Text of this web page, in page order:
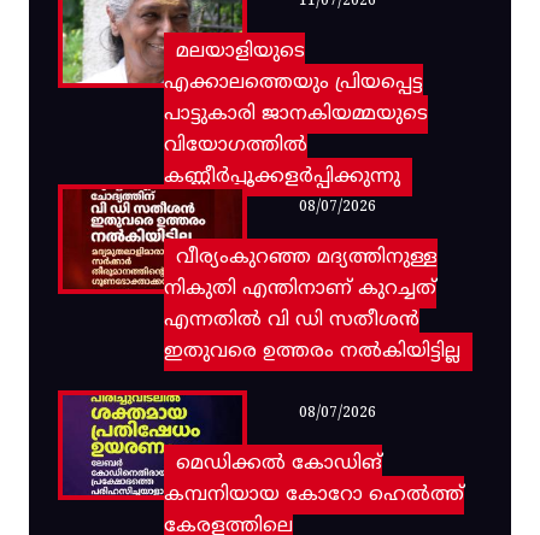
മലയാളിയുടെ
എക്കാലത്തെയും പ്രിയപ്പെട്ട
പാട്ടുകാരി ജാനകിയമ്മയുടെ
വിയോഗത്തിൽ
കണ്ണീർപ്പൂക്കളർപ്പിക്കുന്നു
വീര്യംകുറഞ്ഞ മദ്യത്തിനുള്ള
നികുതി എന്തിനാണ് കുറച്ചത്
എന്നതിൽ വി ഡി സതീശൻ
ഇതുവരെ ഉത്തരം നൽകിയിട്ടില്ല
08/07/2026
മെഡിക്കൽ കോഡിങ്
കമ്പനിയായ കോറോ ഹെൽത്ത്
കേരളത്തിലെ
08/07/2026